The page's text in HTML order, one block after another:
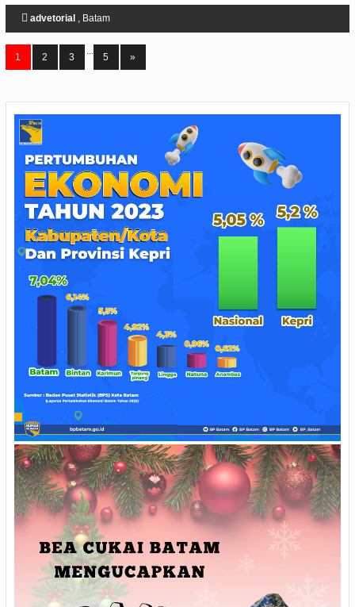
advetorial, Batam
1 2 3 5 »